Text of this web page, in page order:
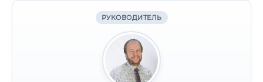
РУКОВОДИТЕЛЬ